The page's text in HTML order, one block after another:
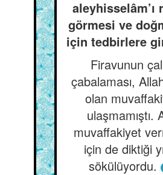
aleyhisselâm’ı
görmesi ve
için tedbirlere
Firavunun
çabalaması,
olan
ulaşmamıştı.
muvaffakiyet
için de diktiği
sökülüyordu.